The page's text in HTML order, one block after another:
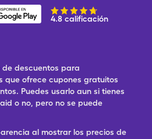
4.8 calificación
de descuentos para
que ofrece cupones gratuitos
Puedes usarlo aun si tienes
o no, pero no se puede
al mostrar los precios de